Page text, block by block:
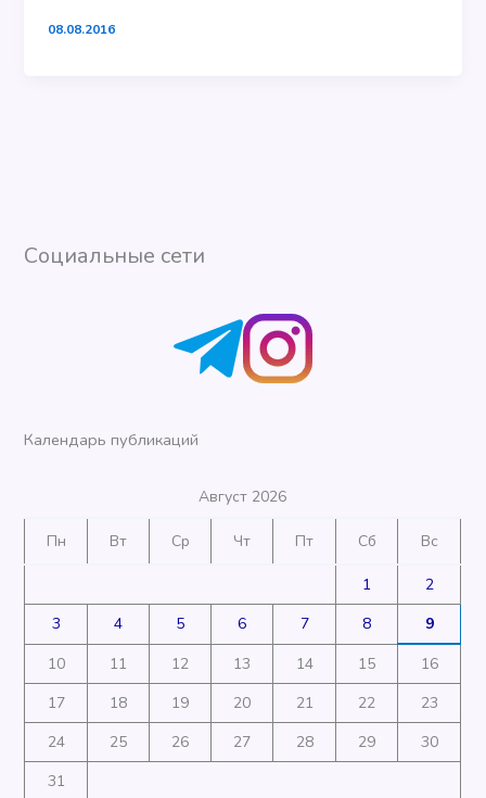
08.08.2016
Социальные сети
Календарь публикаций
Август 2026
Пн Вт Ср Чт Пт Сб Вс
1
2
3
4 5 6 7 8
9
10
11 12 13 14 15
16
17
18 19 20 21 22
23
24
25 26 27 28 29
30
31